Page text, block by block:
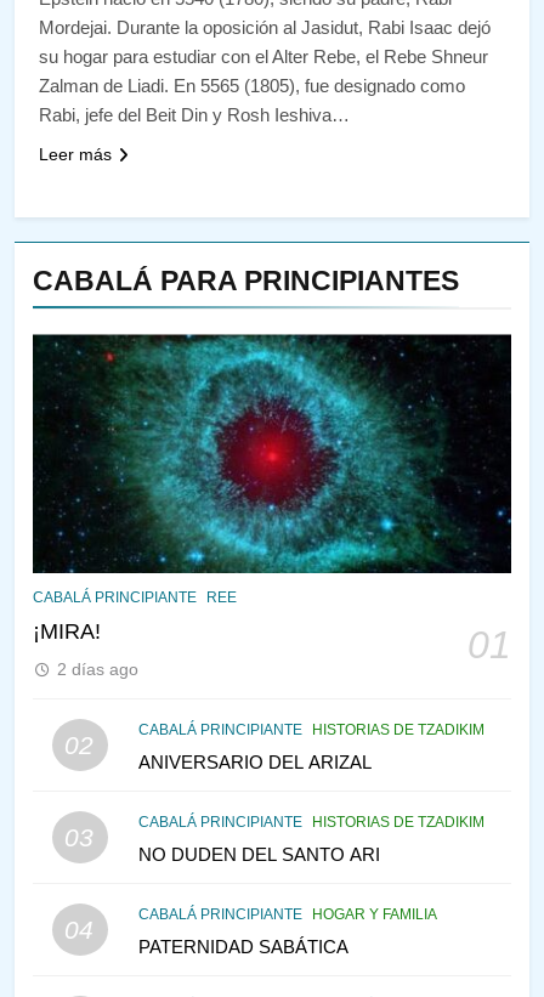
CABALÁ PARA PRINCIPIANTES
CABALÁ PRINCIPIANTE REE
¡MIRA! 01
2 días ago
02
CABALÁ PRINCIPIANTE HISTORIAS DE TZADIKIM
ANIVERSARIO DEL ARIZAL
03
CABALÁ PRINCIPIANTE HISTORIAS DE TZADIKIM
NO DUDEN DEL SANTO ARI
04
CABALÁ PRINCIPIANTE HOGAR Y FAMILIA
PATERNIDAD SABÁTICA
¿QUIÉN ES SABIO? EL QUE
VE LO QUE VA A NACER
PENSAMIENTO JUDÍO PIRKEI AVOT
145
CABALÁ Y JASIDUT: EL
CONSEJO DE LOS PADRES
146
TEMPLO Y LA ALEGRÍA EN
VEAMOS ¿POR QUÉ
IEHOSHÚA? Y LA QUEJA DE
Mordejai. Durante la oposición al Jasidut, Rabi Isaac dejó
su hogar para estudiar con el Alter Rebe, el Rebe Shneur
Zalman de Liadi. En 5565 (1805), fue designado como
Rabi, jefe del Beit Din y Rosh Ieshiva…
Leer más